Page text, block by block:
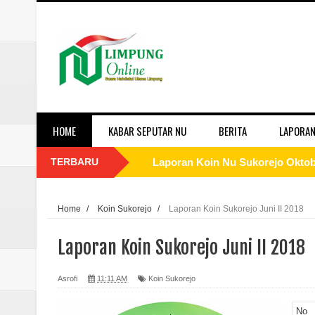
HOME KABAR SEPUTAR NU BERITA
TERBARU Laporan Koin Nu Sukorejo
Laporan Koin Nu Rowosari
Laporan Koin Nu Pungangan
Home / Koin Sukorejo / Laporan Koin Sukorejo Juni II 2018
Laporan Koin Sukorejo Juni II 2018
Asrofi 11:11 AM Koin Sukorejo
No